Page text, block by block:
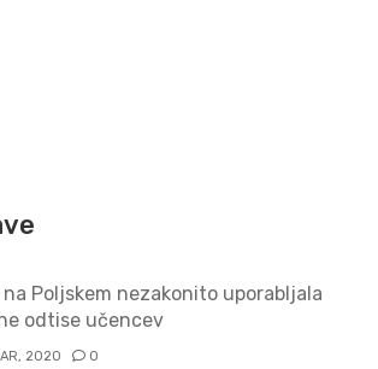
na Poljskem nezakonito uporabljala
odtise učencev
2020 0